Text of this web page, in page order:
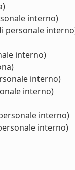
interno)
personale
interno)
interno)
interno)
interno)
interno)